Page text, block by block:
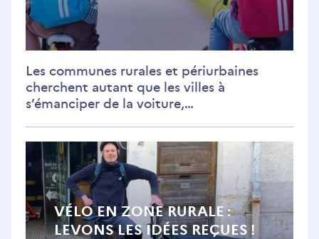
Les communes rurales et périurbaines
cherchent autant que les villes à
s’émanciper de la voiture,…
VÉLO EN ZONE RURALE :
LEVONS LES IDÉES REÇUES !